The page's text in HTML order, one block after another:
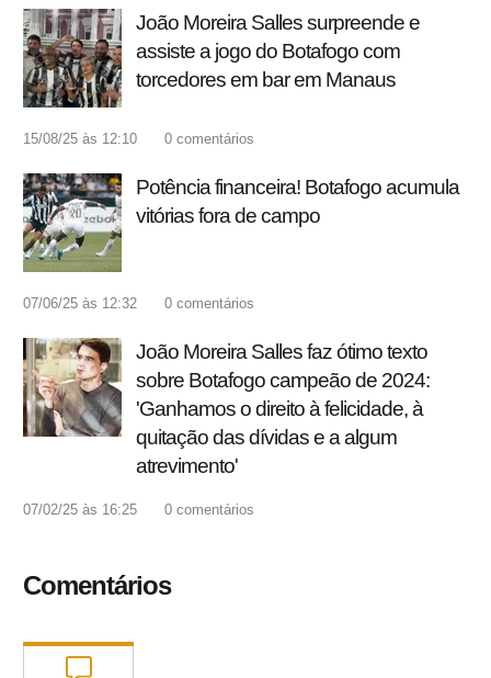
João Moreira Salles surpreende e
assiste a jogo do Botafogo com
torcedores em bar em Manaus
15/08/25 às 12:10 0 comentários
Potência financeira! Botafogo acumula
vitórias fora de campo
07/06/25 às 12:32 0 comentários
João Moreira Salles faz ótimo texto
sobre Botafogo campeão de 2024:
'Ganhamos o direito à felicidade, à
quitação das dívidas e a algum
atrevimento'
07/02/25 às 16:25 0 comentários
Comentários